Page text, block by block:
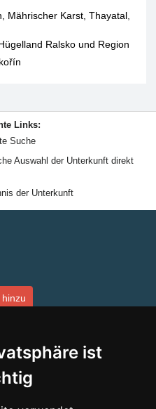
ist
Mährischer Karst, Thayatal,
Ralsko und Region
Links:
Suche
Auswahl der Unterkunft direkt
der Unterkunft